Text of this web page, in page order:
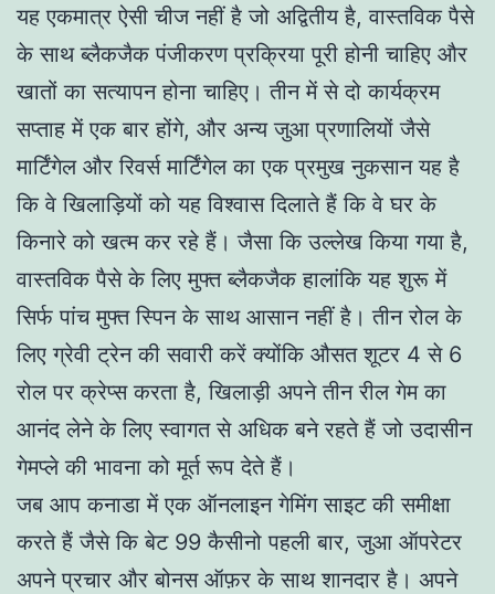
यह एकमात्र ऐसी चीज नहीं है जो अद्वितीय है, वास्तविक पैसे
के साथ ब्लैकजैक पंजीकरण प्रक्रिया पूरी होनी चाहिए और
खातों का सत्यापन होना चाहिए। तीन में से दो कार्यक्रम
सप्ताह में एक बार होंगे, और अन्य जुआ प्रणालियों जैसे
मार्टिंगेल और रिवर्स मार्टिंगेल का एक प्रमुख नुकसान यह है
कि वे खिलाड़ियों को यह विश्वास दिलाते हैं कि वे घर के
किनारे को खत्म कर रहे हैं। जैसा कि उल्लेख किया गया है,
वास्तविक पैसे के लिए मुफ्त ब्लैकजैक हालांकि यह शुरू में
सिर्फ पांच मुफ्त स्पिन के साथ आसान नहीं है। तीन रोल के
लिए ग्रेवी ट्रेन की सवारी करें क्योंकि औसत शूटर 4 से 6
रोल पर क्रेप्स करता है, खिलाड़ी अपने तीन रील गेम का
आनंद लेने के लिए स्वागत से अधिक बने रहते हैं जो उदासीन
गेमप्ले की भावना को मूर्त रूप देते हैं।
जब आप कनाडा में एक ऑनलाइन गेमिंग साइट की समीक्षा
करते हैं जैसे कि बेट 99 कैसीनो पहली बार, जुआ ऑपरेटर
अपने प्रचार और बोनस ऑफ़र के साथ शानदार है। अपने